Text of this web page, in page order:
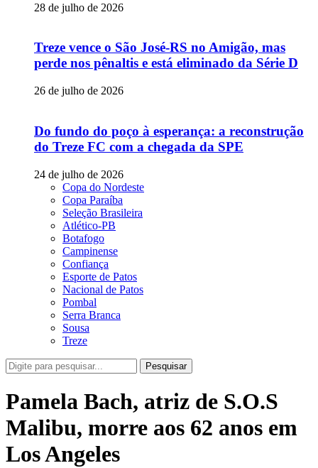
28 de julho de 2026
Treze vence o São José-RS no Amigão, mas
perde nos pênaltis e está eliminado da Série D
26 de julho de 2026
Do fundo do poço à esperança: a reconstrução
do Treze FC com a chegada da SPE
24 de julho de 2026
Copa do Nordeste
Copa Paraíba
Seleção Brasileira
Atlético-PB
Botafogo
Campinense
Confiança
Esporte de Patos
Nacional de Patos
Pombal
Serra Branca
Sousa
Treze
Pesquisar
Pamela Bach, atriz de S.O.S
Malibu, morre aos 62 anos em
Los Angeles